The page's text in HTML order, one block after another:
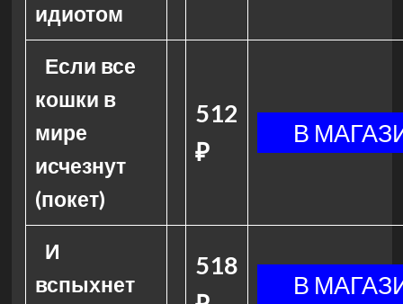
идиотом
Если все
кошки в
мире
исчезнут
(покет)
512
₽
И
вспыхнет
518